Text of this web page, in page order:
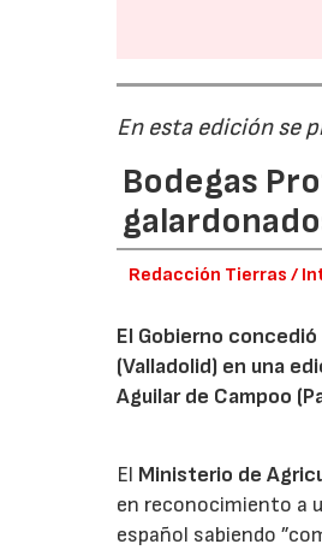
En esta edición se
Bodegas
Redacción Tierras /
El Gobierno
(Valladolid) en una
Aguilar de Campoo
El Ministerio de
en reconocimiento a
español sabiendo